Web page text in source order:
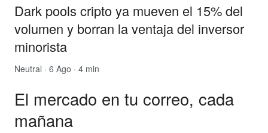
Dark pools cripto ya mueven el 15% del
volumen y borran la ventaja del inversor
minorista
Neutral · 6 Ago · 4 min
El mercado en tu correo, cada
mañana